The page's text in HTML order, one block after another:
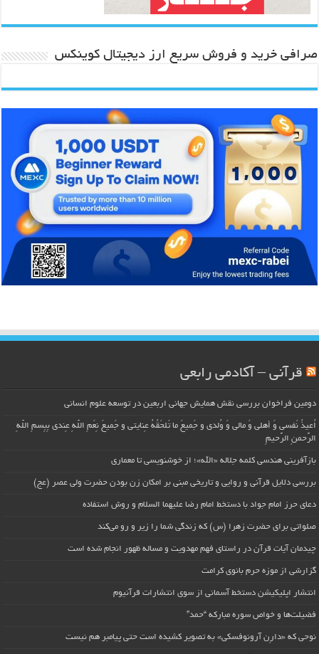
صرافی خرید و فروش سریع ارز دیجیتال کوینکس
قرآنی – آکادمی رابعی
دومین فراخوان بررسی نقش همایش جهانی اربعین در توسعه علوم انسانی
اُعیذُ نَفسی وَ أهلی وَ مالی وَ وُلدی و جَمیعَ ما تَلحَقُهُ عِنایتی و جَمیعَ نِعَمِ اللّهِ عِندی بِبِسمِ اللّهِ
الرَّحمنِ الرَّحیمِ
بازآفرینی هندسی کلمه جلاله «الله»؛ از خوشنویسی تا معماری
بررسی دلایل قرآنی و روایی و تاریخی مبنی بر امکان زن بودن حضرت ولی عصر (عج)
دعای حرز امام جواد با دستخط امام رضا علیهما السلام و روش استفاده
صلواتی برای حضرت زهرا (س) که زندگی شما را زیر و رو می‌کند
چیدمان آیات قرآن در راستای فهم مهدویت و مساله ظهور انجام شده است
گزارشی از موزه حرم بانوی کرامت
انتشار اپلیکیشن دستخط آسمانی از سوی انتشارات قرآنیوم
فضیلت‌ها و خواص سوره مبارکه “حمد”
نوحی که «دارِن آرونوفسکی» به تصویر کشیده است حتی پیامبر هم نیست